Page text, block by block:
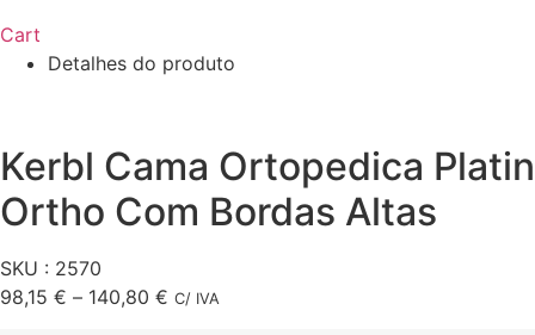
Cart
Detalhes do produto
Kerbl Cama Ortopedica Platin
Ortho Com Bordas Altas
SKU : 2570
98,15 € – 140,80 € Price
C/ IVA